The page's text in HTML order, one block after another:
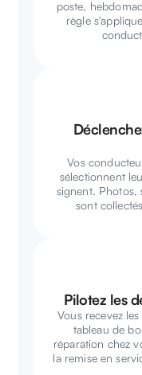
poste,
règle
Vos
sélectionnent
signent. Photos,
sont
Pilotez les
Vous recevez
tableau de
réparation chez
la remise en